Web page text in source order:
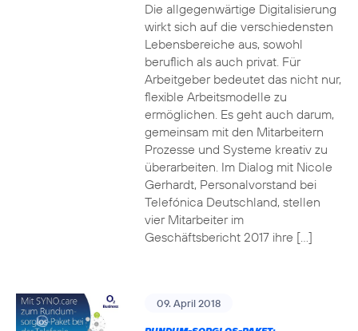
Die allgegenwärtige Digitalisierung
wirkt sich auf die verschiedensten
Lebensbereiche aus, sowohl
beruflich als auch privat. Für
Arbeitgeber bedeutet das nicht nur,
flexible Arbeitsmodelle zu
ermöglichen. Es geht auch darum,
gemeinsam mit den Mitarbeitern
Prozesse und Systeme kreativ zu
überarbeiten. Im Dialog mit Nicole
Gerhardt, Personalvorstand bei
Telefónica Deutschland, stellen
vier Mitarbeiter im
Geschäftsbericht 2017 ihre […]
09. April 2018